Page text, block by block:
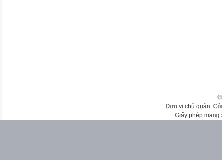
Đơn vị chủ quản:
Giấy phép mạng